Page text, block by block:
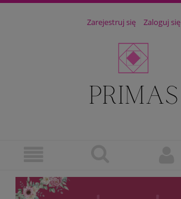
Zarejestruj się Zaloguj się